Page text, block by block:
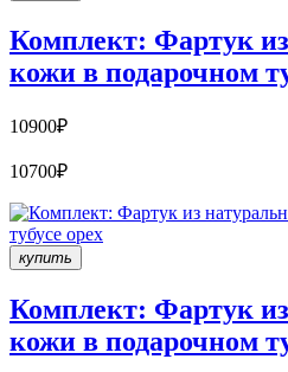
Комплект: Фартук
кожи в подарочном
10900₽
10700₽
купить
Комплект: Фартук
кожи в подарочном